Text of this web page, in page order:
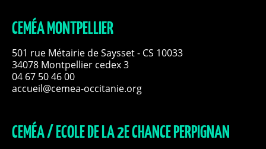
CEMÉA MONTPELLIER
501 rue Métairie de Saysset - CS 10033
34078 Montpellier cedex 3
04 67 50 46 00
accueil@cemea-occitanie.org
CEMÉA / ECOLE DE LA 2E CHANCE PERPIGNAN